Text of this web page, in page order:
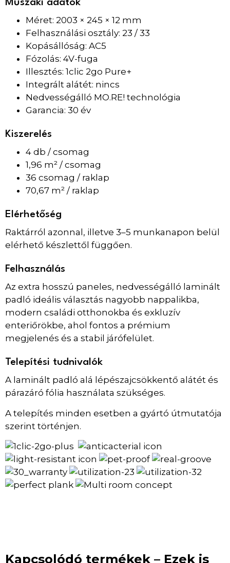
Műszaki adatok
Méret: 2003 × 245 × 12 mm
Felhasználási osztály: 23 / 33
Kopásállóság: AC5
Fózolás: 4V-fuga
Illesztés: 1clic 2go Pure+
Integrált alátét: nincs
Nedvességálló MO.RE! technológia
Garancia: 30 év
Kiszerelés
4 db / csomag
1,96 m² / csomag
36 csomag / raklap
70,67 m² / raklap
Elérhetőség
Raktárról azonnal, illetve 3–5 munkanapon belül
elérhető készlettől függően.
Felhasználás
Az extra hosszú paneles, nedvességálló laminált
padló ideális választás nagyobb nappalikba,
modern családi otthonokba és exkluzív
enteriőrökbe, ahol fontos a prémium
megjelenés és a stabil járófelület.
Telepítési tudnivalók
A laminált padló alá lépészajcsökkentő alátét és
párazáró fólia használata szükséges.
A telepítés minden esetben a gyártó útmutatója
szerint történjen.
Kapcsolódó termékek – Ezek is